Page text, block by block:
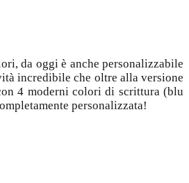
da oggi è anche personalizzabile
incredibile che oltre alla versione
4 moderni colori di scrittura (blu
personalizzata!